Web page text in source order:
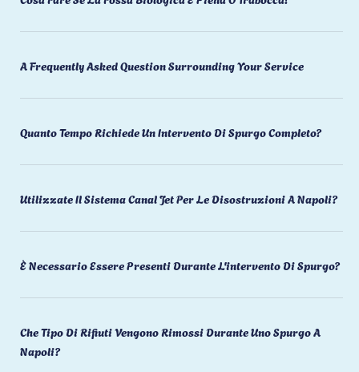
A Frequently Asked Question Surrounding Your Service
Quanto Tempo Richiede Un Intervento Di Spurgo Completo?
Utilizzate Il Sistema Canal Jet Per Le Disostruzioni A Napoli?
È Necessario Essere Presenti Durante L'intervento Di Spurgo?
Che Tipo Di Rifiuti Vengono Rimossi Durante Uno Spurgo A
Napoli?